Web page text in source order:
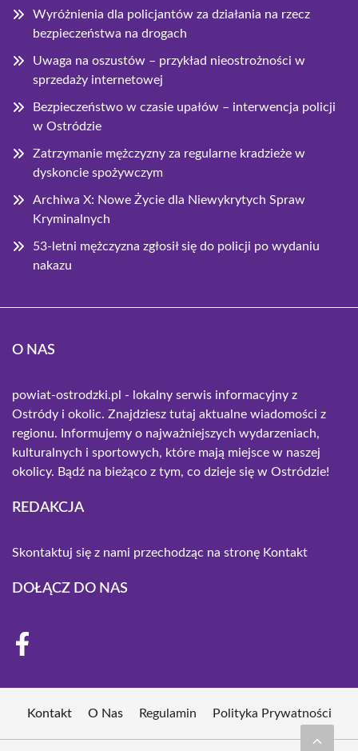
Wyróżnienia dla policjantów za działania na rzecz
bezpieczeństwa na drogach
Uwaga na oszustów – przykład nieostrożności w
sprzedaży internetowej
Bezpieczeństwo w czasie upałów – interwencja policji
w Ostródzie
Zatrzymanie mężczyzny za regularne kradzieże w
dyskoncie spożywczym
Archiwa X: Nowe Życie dla Niewykrytych Spraw
Kryminalnych
53-letni mężczyzna zgłosił się do policji po wydaniu
nakazu
O NAS
powiat-ostrodzki.pl - lokalny serwis informacyjny z
Ostródy i okolic. Znajdziesz tutaj aktualne wiadomości z
regionu. Informujemy o najważniejszych wydarzeniach,
kulturalnych i sportowych, które mają miejsce w naszej
okolicy. Bądź na bieżąco z tym, co dzieje się w Ostródzie!
REDAKCJA
Skontaktuj się z nami przechodząc na stronę Kontakt
DOŁĄCZ DO NAS
Kontakt O Nas Regulamin Polityka Prywatności